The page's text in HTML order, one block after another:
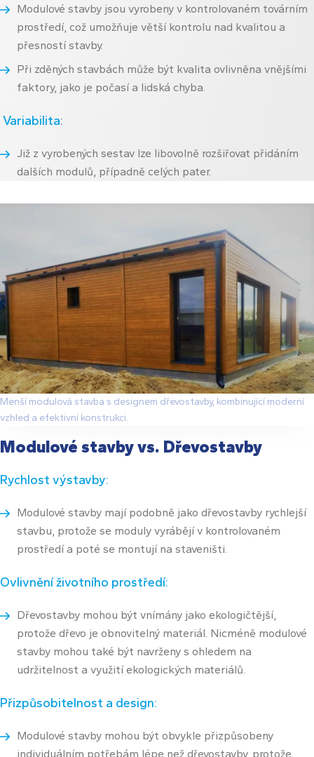
Modulové stavby jsou vyrobeny v kontrolovaném továrním
prostředí, což umožňuje větší kontrolu nad kvalitou a
přesností stavby.
Při zděných stavbách může být kvalita ovlivněna vnějšími
faktory, jako je počasí a lidská chyba.
Variabilita:
Již z vyrobených sestav lze libovolně rozšiřovat přidáním
dalších modulů, případně celých pater.
Menší modulová stavba s designem dřevostavby, kombinující moderní
vzhled a efektivní konstrukci.
Modulové stavby vs. Dřevostavby
Rychlost výstavby:
Modulové stavby mají podobně jako dřevostavby rychlejší
stavbu, protože se moduly vyrábějí v kontrolovaném
prostředí a poté se montují na staveništi.
Ovlivnění životního prostředí:
Dřevostavby mohou být vnímány jako ekologičtější,
protože dřevo je obnovitelný materiál. Nicméně modulové
stavby mohou také být navrženy s ohledem na
udržitelnost a využití ekologických materiálů.
Přizpůsobitelnost a design:
Modulové stavby mohou být obvykle přizpůsobeny
individuálním potřebám lépe než dřevostavby, protože